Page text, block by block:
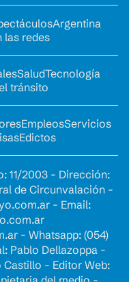
Argentina
las redes
SaludTecnología
tránsito
EmpleosServicios
Edictos
11/2003 - Dirección:
de Circunvalación -
- Email:
- Whatsapp: (054)
Pablo Dellazoppa -
- Editor Web: